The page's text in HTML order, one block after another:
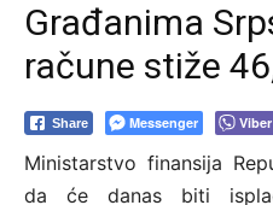
Građanima
račune stiže
Share Messenger Viber
Ministarstvo finansija
da će danas biti